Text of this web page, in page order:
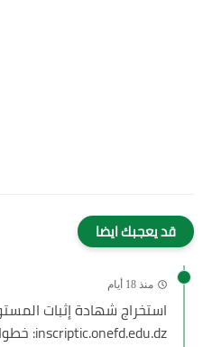
قد يعجبك ايضا
منذ 18 أيام
inscriptic.onefd.edu.dz: خطوات الاستخراج